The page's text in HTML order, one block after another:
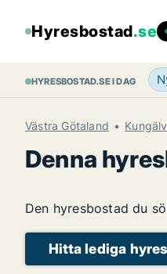
Hyresbostad.se
HYRESBOSTAD.SE I DAG
Västra Götaland Kungälv
Denna
Den hyresbostad du
Hitta lediga